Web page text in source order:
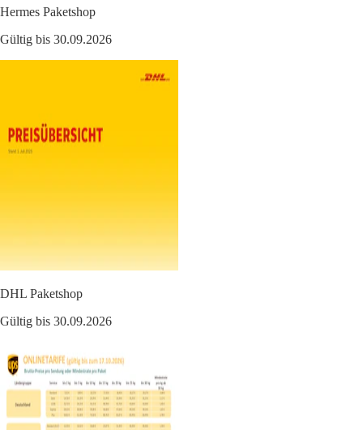
Hermes Paketshop
Gültig bis 30.09.2026
DHL Paketshop
Gültig bis 30.09.2026